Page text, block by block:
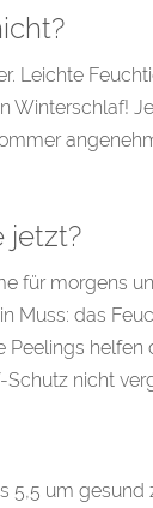
Leichte
Winterschlaf!
jetzt?
für morgens
Muss: das
nicht
5,5 um gesund